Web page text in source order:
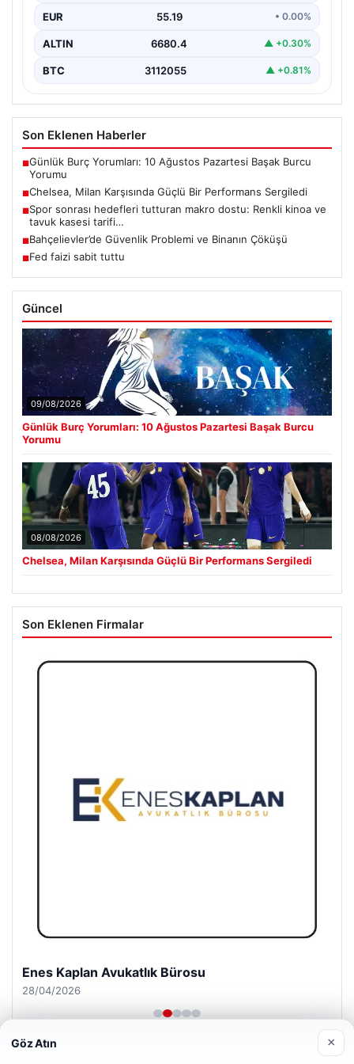
EUR 55.19 • 0.00%
ALTIN 6680.4 ▲ +0.30%
BTC 3112055 ▲ +0.81%
Son Eklenen Haberler
■Günlük Burç Yorumları: 10 Ağustos Pazartesi Başak Burcu
Yorumu
■Chelsea, Milan Karşısında Güçlü Bir Performans Sergiledi
■Spor sonrası hedefleri tutturan makro dostu: Renkli kinoa ve
tavuk kasesi tarifi…
■Bahçelievler’de Güvenlik Problemi ve Binanın Çöküşü
■Fed faizi sabit tuttu
Güncel
09/08/2026
Günlük Burç Yorumları: 10 Ağustos Pazartesi Başak Burcu
Yorumu
08/08/2026
Chelsea, Milan Karşısında Güçlü Bir Performans Sergiledi
Son Eklenen Firmalar
Enes Kaplan Avukatlık Bürosu
28/04/2026
Göz Atın ×